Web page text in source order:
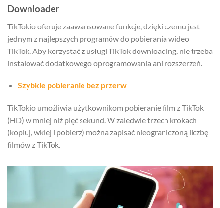
Downloader
TikTokio oferuje zaawansowane funkcje, dzięki czemu jest
jednym z najlepszych programów do pobierania wideo
TikTok. Aby korzystać z usługi TikTok downloading, nie trzeba
instalować dodatkowego oprogramowania ani rozszerzeń.
Szybkie pobieranie bez przerw
TikTokio umożliwia użytkownikom pobieranie film z TikTok
(HD) w mniej niż pięć sekund. W zaledwie trzech krokach
(kopiuj, wklej i pobierz) można zapisać nieograniczoną liczbę
filmów z TikTok.